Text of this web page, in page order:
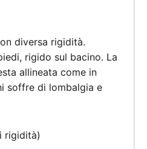
diversa rigidità.
rigido sul bacino. La
allineata come in
soffre di lombalgia e
rigidità)